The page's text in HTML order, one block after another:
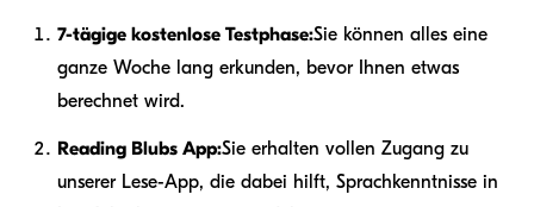
7-tägige kostenlose Testphase:Sie können alles eine
ganze Woche lang erkunden, bevor Ihnen etwas
berechnet wird.
Reading Blubs App:Sie erhalten vollen Zugang zu
unserer Lese-App, die dabei hilft, Sprachkenntnisse in